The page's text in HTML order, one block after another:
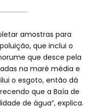
amostras para
que inclui o
que desce pela
na maré média e
o esgoto, então dá
que a Baía de
de água”, explica.